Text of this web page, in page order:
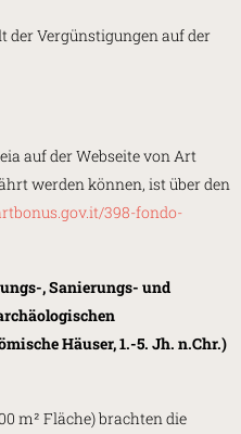
Vergünstigungen auf der
auf der Webseite von Art
werden können, ist über den
398-fondo-
, Sanierungs- und
Häuser, 1.-5. Jh. n.Chr.)
m² Fläche) brachten die